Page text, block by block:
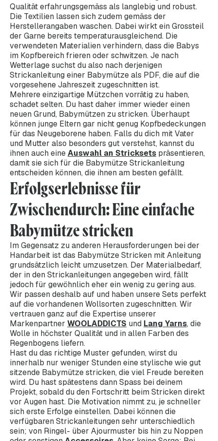
Qualität erfahrungsgemäss als langlebig und robust.
Die Textilien lassen sich zudem gemäss der
Herstellerangaben waschen. Dabei wirkt ein Grossteil
der Garne bereits temperaturausgleichend. Die
verwendeten Materialien verhindern, dass die Babys
im Kopfbereich frieren oder schwitzen. Je nach
Wetterlage suchst du also nach derjenigen
Strickanleitung einer Babymütze als PDF, die auf die
vorgesehene Jahreszeit zugeschnitten ist.
Mehrere einzigartige Mützchen vorrätig zu haben,
schadet selten. Du hast daher immer wieder einen
neuen Grund, Babymützen zu stricken. Überhaupt
können junge Eltern gar nicht genug Kopfbedeckungen
für das Neugeborene haben. Falls du dich mit Vater
und Mutter also besonders gut verstehst, kannst du
ihnen auch eineAuswahl an Stricksets präsentieren,
damit sie sich für die Babymütze Strickanleitung
entscheiden können, die ihnen am besten gefällt.
Erfolgserlebnisse für
Zwischendurch: Eine einfache
Babymütze stricken
Im Gegensatz zu anderen Herausforderungen bei der
Handarbeit ist das Babymütze Stricken mit Anleitung
grundsätzlich leicht umzusetzen. Der Materialbedarf,
der in den Strickanleitungen angegeben wird, fällt
jedoch für gewöhnlich eher ein wenig zu gering aus.
Wir passen deshalb auf und haben unsere Sets perfekt
auf die vorhandenen Wollsorten zugeschnitten. Wir
vertrauen ganz auf die Expertise unserer
Markenpartner WOOLADDICTS und Lang Yarns, die
Wolle in höchster Qualität und in allen Farben des
Regenbogens liefern.
Hast du das richtige Muster gefunden, wirst du
innerhalb nur weniger Stunden eine stylische wie gut
sitzende Babymütze stricken, die viel Freude bereiten
wird. Du hast spätestens dann Spass bei deinem
Projekt, sobald du den Fortschritt beim Stricken direkt
vor Augen hast. Die Motivation nimmt zu, je schneller
sich erste Erfolge einstellen. Dabei können die
verfügbaren Strickanleitungen sehr unterschiedlich
sein; von Ringel- über Ajourmuster bis hin zu Noppen